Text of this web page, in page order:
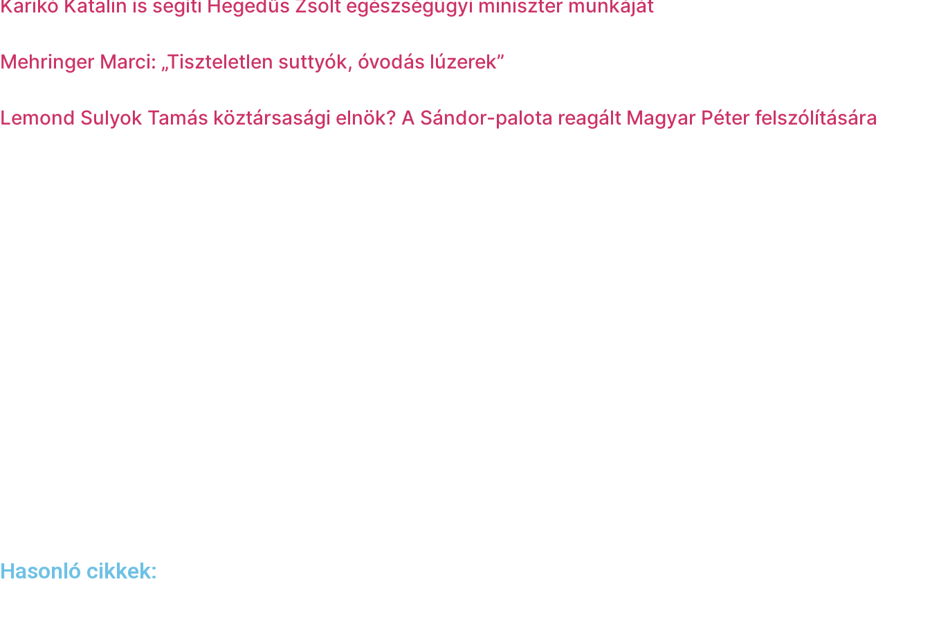
Karikó Katalin is segíti Hegedűs Zsolt egészségügyi miniszter munkáját
Mehringer Marci: „Tiszteletlen suttyók, óvodás lúzerek”
Lemond Sulyok Tamás köztársasági elnök? A Sándor-palota reagált Magyar Péter felszólítására
Hasonló cikkek: